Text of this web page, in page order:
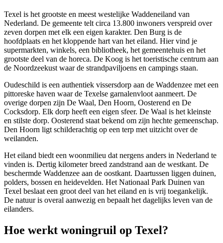
Texel is het grootste en meest westelijke Waddeneiland van
Nederland. De gemeente telt circa 13.800 inwoners verspreid over
zeven dorpen met elk een eigen karakter. Den Burg is de
hoofdplaats en het kloppende hart van het eiland. Hier vind je
supermarkten, winkels, een bibliotheek, het gemeentehuis en het
grootste deel van de horeca. De Koog is het toeristische centrum aan
de Noordzeekust waar de strandpaviljoens en campings staan.
Oudeschild is een authentiek vissersdorp aan de Waddenzee met een
pittoreske haven waar de Texelse garnalenvloot aanmeert. De
overige dorpen zijn De Waal, Den Hoorn, Oosterend en De
Cocksdorp. Elk dorp heeft een eigen sfeer. De Waal is het kleinste
en stilste dorp. Oosterend staat bekend om zijn hechte gemeenschap.
Den Hoorn ligt schilderachtig op een terp met uitzicht over de
weilanden.
Het eiland biedt een woonmilieu dat nergens anders in Nederland te
vinden is. Dertig kilometer breed zandstrand aan de westkant. De
beschermde Waddenzee aan de oostkant. Daartussen liggen duinen,
polders, bossen en heidevelden. Het Nationaal Park Duinen van
Texel beslaat een groot deel van het eiland en is vrij toegankelijk.
De natuur is overal aanwezig en bepaalt het dagelijks leven van de
eilanders.
Hoe werkt woningruil op Texel?